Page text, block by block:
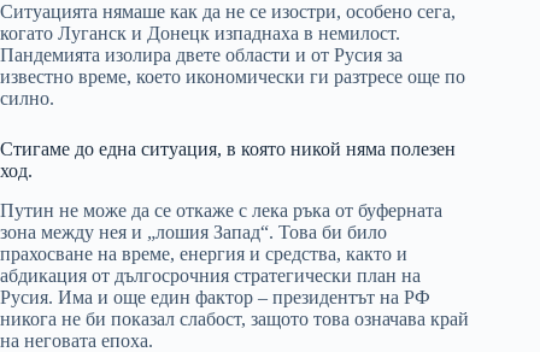
Ситуацията нямаше как да не се изостри, особено сега,
когато Луганск и Донецк изпаднаха в немилост.
Пандемията изолира двете области и от Русия за
известно време, което икономически ги разтресе още по
силно.
Стигаме до една ситуация, в която никой няма полезен
ход.
Путин не може да се откаже с лека ръка от буферната
зона между нея и „лошия Запад“. Това би било
прахосване на време, енергия и средства, както и
абдикация от дългосрочния стратегически план на
Русия. Има и още един фактор – президентът на РФ
никога не би показал слабост, защото това означава край
на неговата епоха.